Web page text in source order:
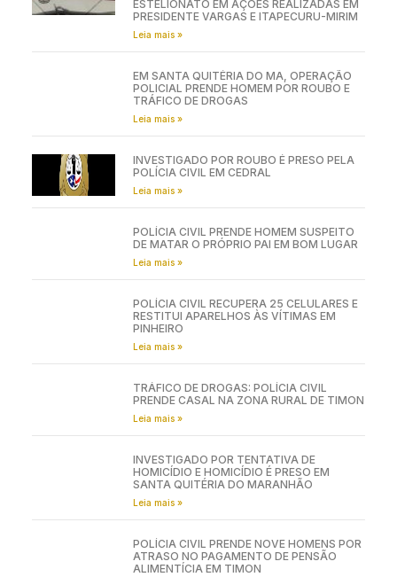
ESTELIONATO EM AÇÕES REALIZADAS EM
PRESIDENTE VARGAS E ITAPECURU-MIRIM
Leia mais »
EM SANTA QUITÉRIA DO MA, OPERAÇÃO
POLICIAL PRENDE HOMEM POR ROUBO E
TRÁFICO DE DROGAS
Leia mais »
INVESTIGADO POR ROUBO É PRESO PELA
POLÍCIA CIVIL EM CEDRAL
Leia mais »
POLÍCIA CIVIL PRENDE HOMEM SUSPEITO
DE MATAR O PRÓPRIO PAI EM BOM LUGAR
Leia mais »
POLÍCIA CIVIL RECUPERA 25 CELULARES E
RESTITUI APARELHOS ÀS VÍTIMAS EM
PINHEIRO
Leia mais »
TRÁFICO DE DROGAS: POLÍCIA CIVIL
PRENDE CASAL NA ZONA RURAL DE TIMON
Leia mais »
INVESTIGADO POR TENTATIVA DE
HOMICÍDIO E HOMICÍDIO É PRESO EM
SANTA QUITÉRIA DO MARANHÃO
Leia mais »
POLÍCIA CIVIL PRENDE NOVE HOMENS POR
ATRASO NO PAGAMENTO DE PENSÃO
ALIMENTÍCIA EM TIMON